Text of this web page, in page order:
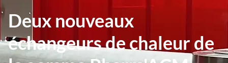
Deux nouveaux
échangeurs de chaleur de